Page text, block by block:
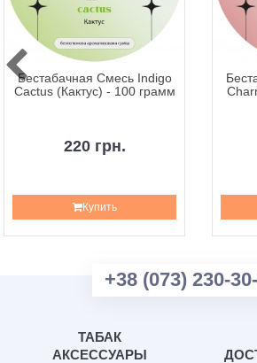
Бестабачная Смесь Indigo
Cactus (Кактус) - 100 грамм
220 грн.
Купить
+38 (073) 230-
ТАБАК
АКСЕССУАРЫ